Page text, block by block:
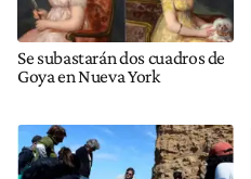
Se subastarán dos cuadros de
Goya en Nueva York